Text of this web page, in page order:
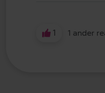
1 1 ander